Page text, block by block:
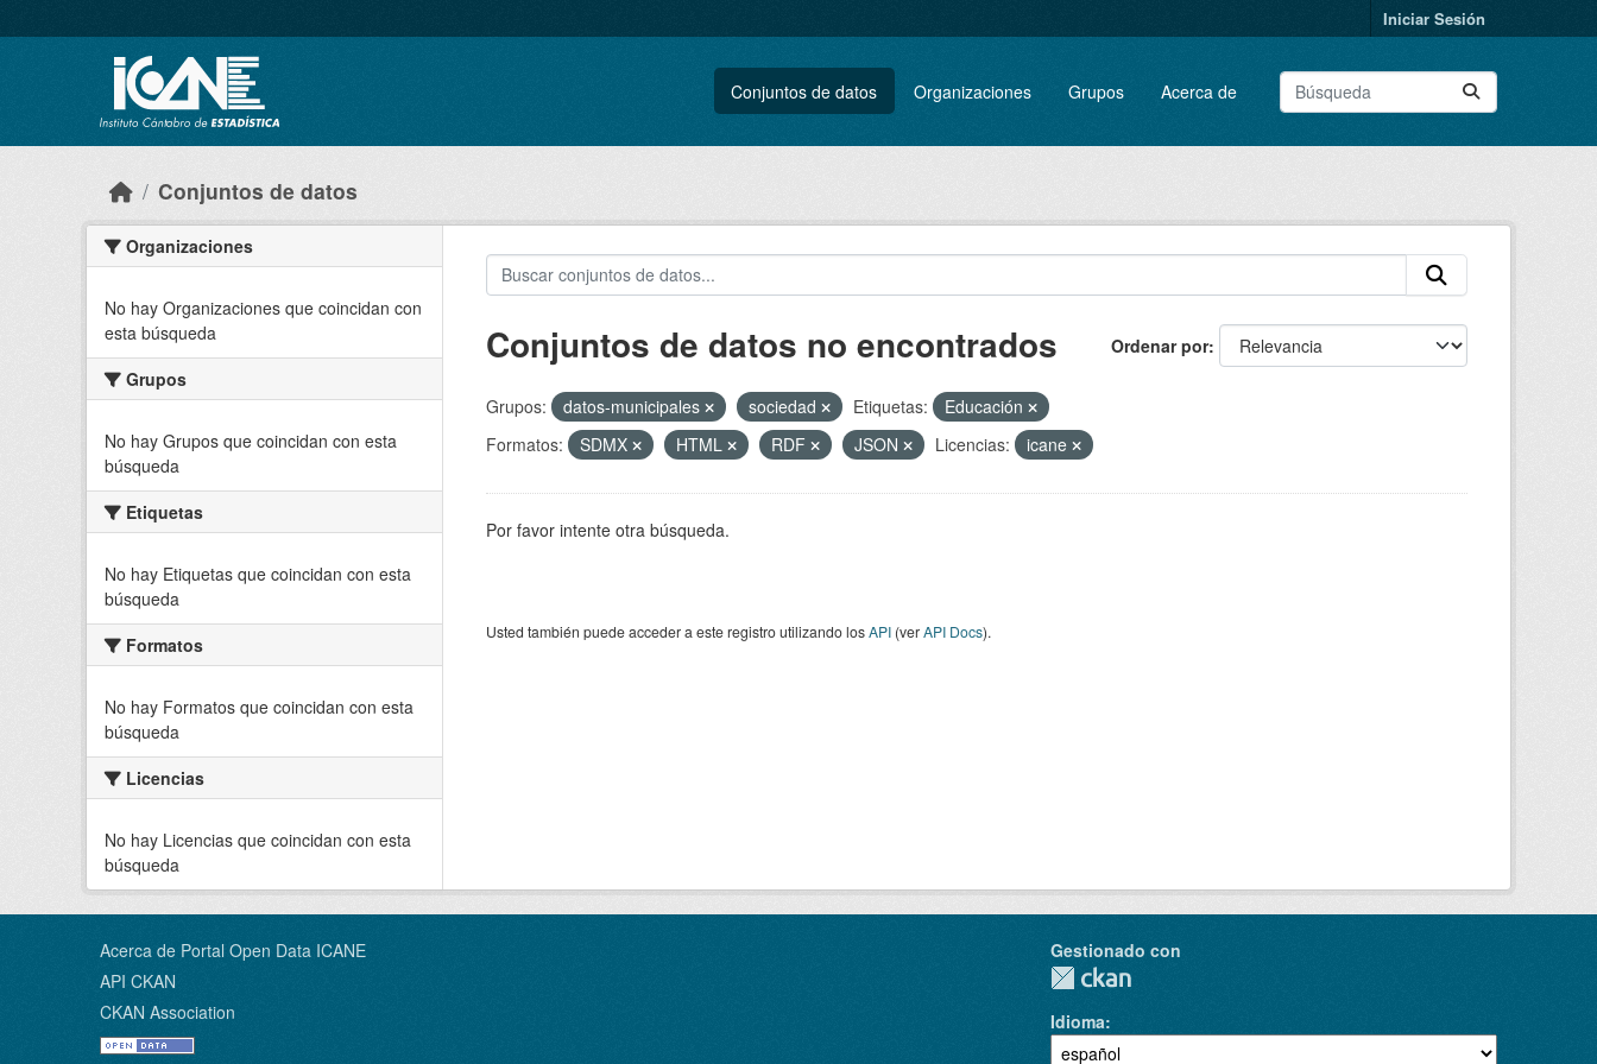
Iniciar Sesión
Conjuntos de datos Organizaciones Grupos Acerca de
Conjuntos de datos
Organizaciones
No hay Organizaciones que coincidan con
esta búsqueda
Grupos
No hay Grupos que coincidan con esta
búsqueda
Etiquetas
No hay Etiquetas que coincidan con esta
búsqueda
Formatos
No hay Formatos que coincidan con esta
búsqueda
Licencias
No hay Licencias que coincidan con esta
búsqueda
Ordenar por
Conjuntos de datos no encontrados
Grupos: datos-municipales sociedad Etiquetas:
Educación
Formatos:
SDMX HTML RDF JSON Licencias: icane
Por favor intente otra búsqueda.
Usted también puede acceder a este registro utilizando losAPI(verAPI Docs).
Acerca de Portal Open Data ICANE
API CKAN
CKAN Association
Gestionado con
Idioma